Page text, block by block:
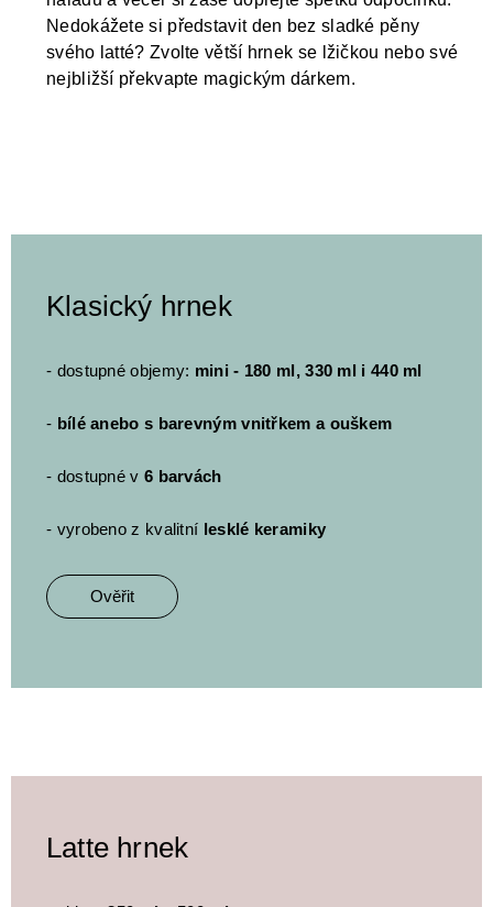
Nedokážete si představit den bez sladké pěny
svého latté? Zvolte větší hrnek se lžičkou nebo své
nejbližší překvapte magickým dárkem.
Klasický hrnek
- dostupné objemy: mini - 180 ml, 330 ml i 440 ml
- bílé anebo s barevným vnitřkem a ouškem
- dostupné v 6 barvách
- vyrobeno z kvalitní lesklé keramiky
Ověřit
Latte hrnek